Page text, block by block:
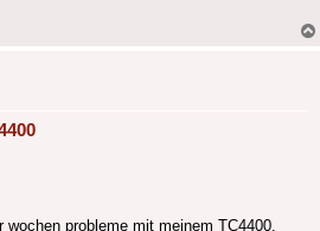
probleme mit meinem TC4400.